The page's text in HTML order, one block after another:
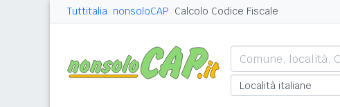
Tuttitalia nonsoloCAP Calcolo Codice Fiscale